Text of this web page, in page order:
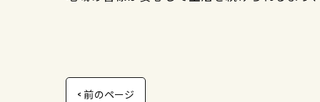
< 前のページ